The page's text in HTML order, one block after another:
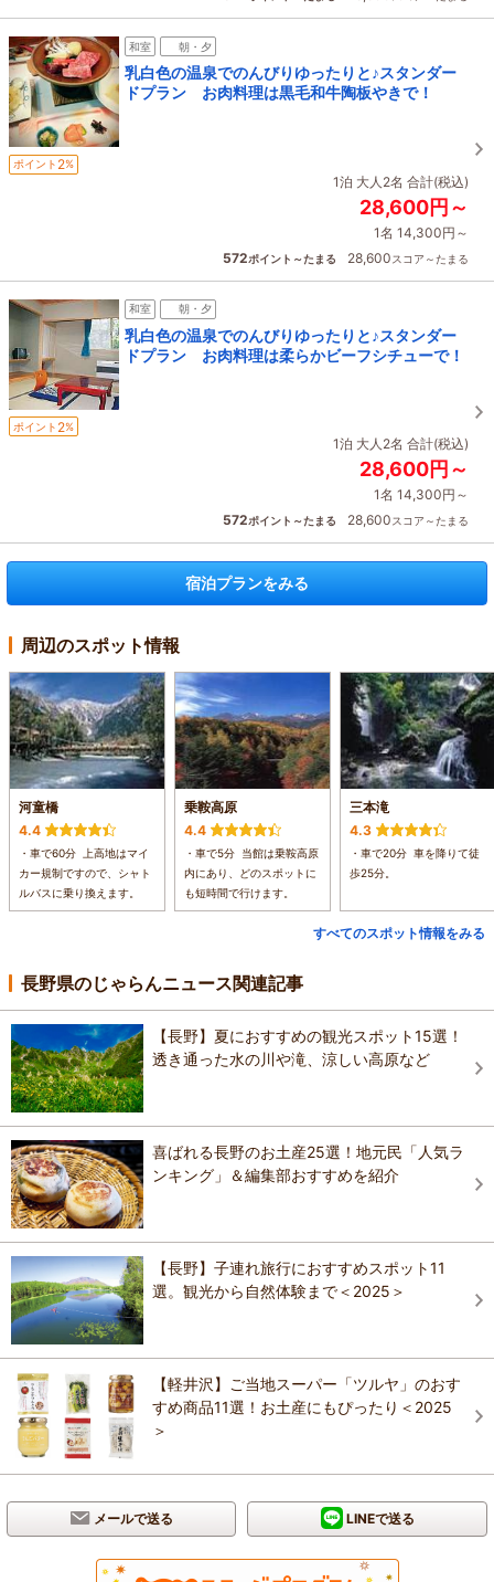
和室 朝・夕
乳白色の温泉でのんびりゆったりと♪スタンダー
ドプラン お肉料理は黒毛和牛陶板やきで！
ポイント 2%
1泊 大人2名 合計(税込)
28,600円～
1名 14,300円～
572ポイント～たまる 28,600スコア～たまる
和室 朝・夕
乳白色の温泉でのんびりゆったりと♪スタンダー
ドプラン お肉料理は柔らかビーフシチューで！
ポイント 2%
1泊 大人2名 合計(税込)
28,600円～
1名 14,300円～
572ポイント～たまる 28,600スコア～たまる
宿泊プランをみる
周辺のスポット情報
河童橋
4.4
・車で60分 上高地はマイ
カー規制ですので、シャト
ルバスに乗り換えます。
乗鞍高原
4.4
・車で5分 当館は乗鞍高原
内にあり、どのスポットに
も短時間で行けます。
三本滝
4.3
・車で20分 車を降りて徒
歩25分。
すべてのスポット情報をみる
長野県のじゃらんニュース関連記事
【長野】夏におすすめの観光スポット15選！
透き通った水の川や滝、涼しい高原など
喜ばれる長野のお土産25選！地元民「人気ラ
ンキング」＆編集部おすすめを紹介
【長野】子連れ旅行におすすめスポット11
選。観光から自然体験まで＜2025＞
【軽井沢】ご当地スーパー「ツルヤ」のおす
すめ商品11選！お土産にもぴったり＜2025
＞
メールで送る LINEで送る